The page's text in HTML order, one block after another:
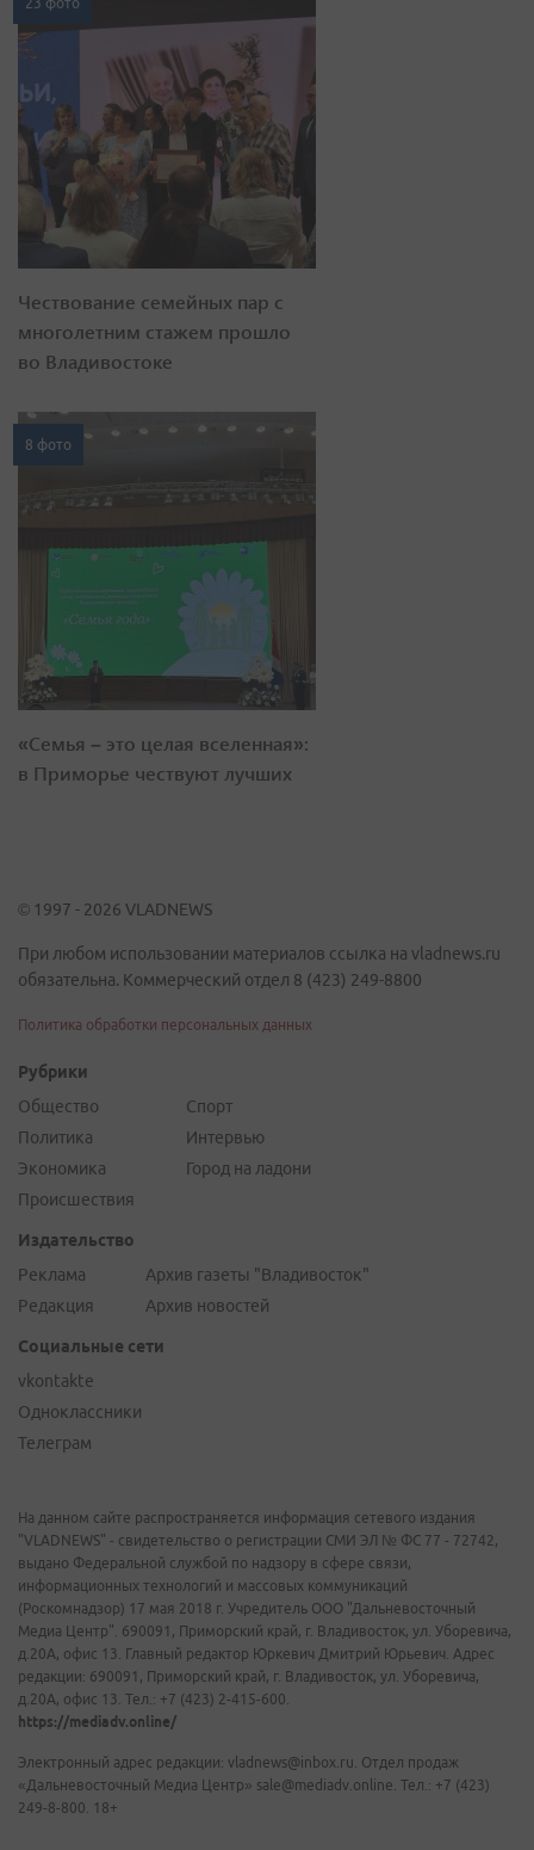
23 фото
Чествование семейных пар с
многолетним стажем прошло
во Владивостоке
8 фото
«Семья – это целая вселенная»:
в Приморье чествуют лучших
© 1997 - 2026 VLADNEWS
При любом использовании материалов ссылка на vladnews.ru
обязательна. Коммерческий отдел 8 (423) 249-8800
Политика обработки персональных данных
Рубрики
Общество
Политика
Экономика
Происшествия
Спорт
Интервью
Город на ладони
Издательство
Реклама
Редакция
Архив газеты "Владивосток"
Архив новостей
Социальные сети
vkontakte
Одноклассники
Телеграм
На данном сайте распространяется информация сетевого издания
"VLADNEWS" - свидетельство о регистрации СМИ ЭЛ № ФС 77 - 72742,
выдано Федеральной службой по надзору в сфере связи,
информационных технологий и массовых коммуникаций
(Роскомнадзор) 17 мая 2018 г. Учредитель ООО "Дальневосточный
Медиа Центр". 690091, Приморский край, г. Владивосток, ул. Уборевича,
д.20А, офис 13. Главный редактор Юркевич Дмитрий Юрьевич. Адрес
редакции: 690091, Приморский край, г. Владивосток, ул. Уборевича,
д.20А, офис 13. Тел.: +7 (423) 2-415-600.
https://mediadv.online/
Электронный адрес редакции: vladnews@inbox.ru. Отдел продаж
«Дальневосточный Медиа Центр» sale@mediadv.online. Тел.: +7 (423)
249-8-800. 18+